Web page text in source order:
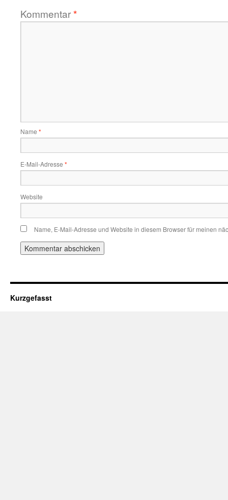
Kommentar*
Name *
E-Mail-Adresse *
Website
Name, E-Mail-Adresse und Website in diesem Browser für meinen
Kurzgefasst